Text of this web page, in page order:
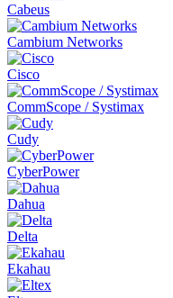
Cabeus
Cambium Networks
Cisco
CommScope / Systimax
Cudy
CyberPower
Dahua
Delta
Ekahau